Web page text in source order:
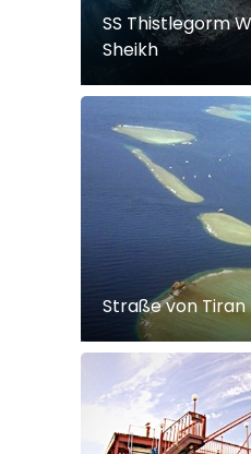
SS Thistlegorm
Sheikh
Straße von